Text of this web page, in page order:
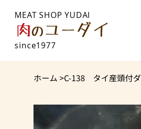
MEAT SHOP YUDAI
since1977
ホーム >C-138 タイ産頭付